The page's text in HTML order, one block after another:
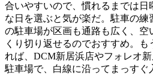
合いやすいので、慣れるまでは
な日を選ぶと気が楽だ。駐車の
の駐車場が区画も通路も広く、空
くり切り返せるのでおすすめ。
れば、DCM新居浜店やフォレオ
駐車場で、白線に沿ってまっす